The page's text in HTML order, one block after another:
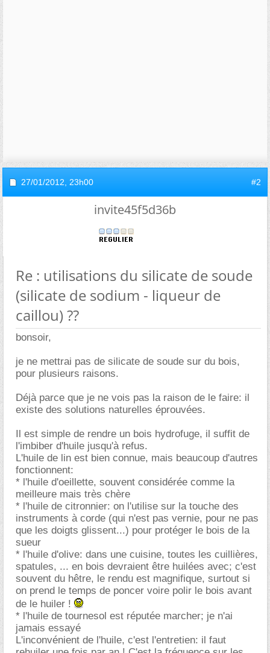
27/01/2012, 23h00 #2
invite45f5d36b
Re : utilisations du silicate de soude
(silicate de sodium - liqueur de
caillou) ??
bonsoir,
je ne mettrai pas de silicate de soude sur du bois,
pour plusieurs raisons.
Déjà parce que je ne vois pas la raison de le faire: il
existe des solutions naturelles éprouvées.
Il est simple de rendre un bois hydrofuge, il suffit de
l'imbiber d'huile jusqu'à refus.
L'huile de lin est bien connue, mais beaucoup d'autres
fonctionnent:
* l'huile d'oeillette, souvent considérée comme la
meilleure mais très chère
* l'huile de citronnier: on l'utilise sur la touche des
instruments à corde (qui n'est pas vernie, pour ne pas
que les doigts glissent...) pour protéger le bois de la
sueur
* l'huile d'olive: dans une cuisine, toutes les cuillières,
spatules, ... en bois devraient être huilées avec; c'est
souvent du hêtre, le rendu est magnifique, surtout si
on prend le temps de poncer voire polir le bois avant
de le huiler !
* l'huile de tournesol est réputée marcher; je n'ai
jamais essayé
L'inconvénient de l'huile, c'est l'entretien: il faut